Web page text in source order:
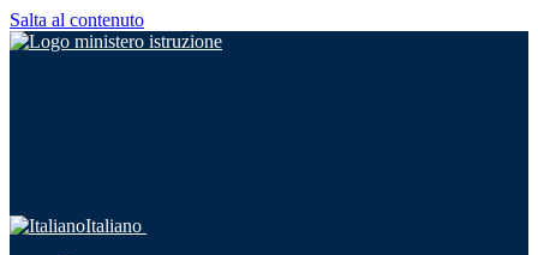
Salta al contenuto
Italiano